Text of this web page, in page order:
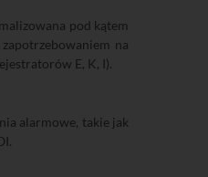
pod kątem
na
E, K, I).
alarmowe, takie jak